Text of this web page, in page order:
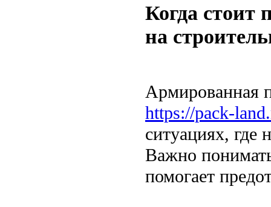
Когда стоит
на
Армированная
https://pack-
ситуациях, где
Важно
помогает